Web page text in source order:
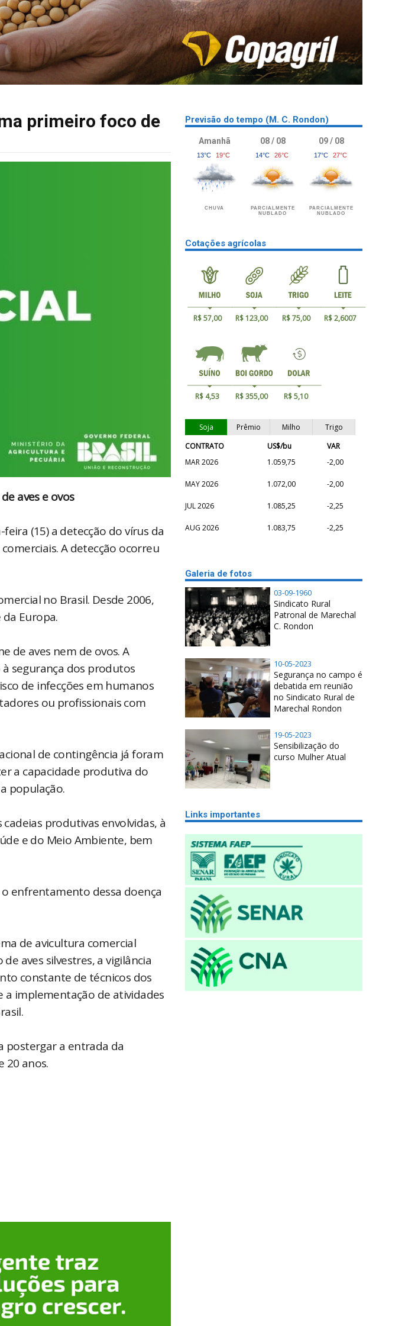
primeiro foco de
aves e ovos
(15) a detecção do vírus da
A detecção ocorreu
no Brasil. Desde 2006,
Europa.
de aves nem de ovos. A
segurança dos produtos
de infecções em humanos
ou profissionais com
de contingência já foram
a capacidade produtiva do
população.
produtivas envolvidas, à
e do Meio Ambiente, bem
enfrentamento dessa doença
de avicultura comercial
aves silvestres, a vigilância
constante de técnicos dos
a implementação de atividades
postergar a entrada da
20 anos.
Previsão do tempo (M. C. Rondon)
Amanhã
13°C 19°C
CHUVA
08 / 08
14°C 26°C
PARCIALMENTE
NUBLADO
09 / 08
17°C 27°C
PARCIALMENTE
NUBLADO
Cotações agrícolas
R$ 57,00 R$ 123,00 R$ 75,00 R$ 2,6007
R$ 4,53 R$ 355,00 R$ 5,10
Soja Prêmio Milho
Trigo
CONTRATO
US$/bu
VAR
MAR 2026
1.059,75 -2,00
MAY 2026 1.072,00 -2,00
JUL 2026 1.085,25 -2,25
AUG 2026 1.083,75 -2,25
Galeria de fotos
03-09-1960
Sindicato Rural
Patronal de Marechal
C. Rondon
10-05-2023
Segurança no campo é
debatida em reunião
no Sindicato Rural de
Marechal Rondon
19-05-2023
Sensibilização do
curso Mulher Atual
Links importantes